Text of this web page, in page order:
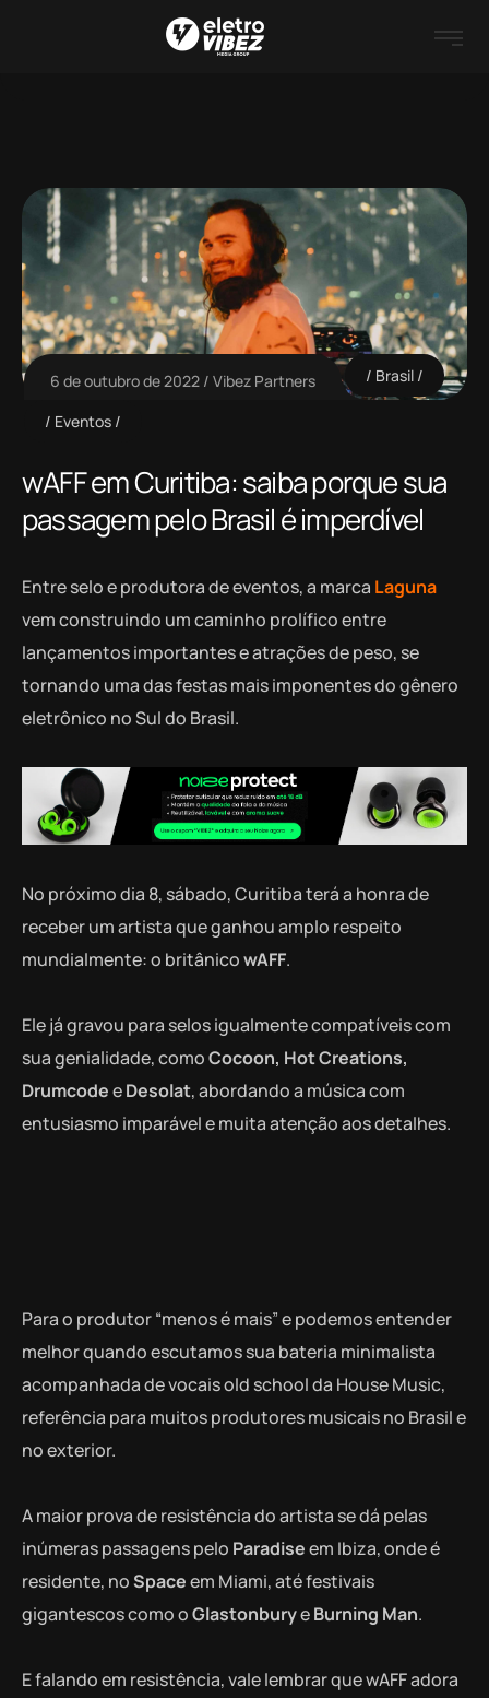
6 de outubro de 2022 Vibez Partners Brasil
Eventos
wAFF em Curitiba: saiba porque sua
passagem pelo Brasil é imperdível
Entre selo e produtora de eventos, a marca Laguna
vem construindo um caminho prolífico entre
lançamentos importantes e atrações de peso, se
tornando uma das festas mais imponentes do gênero
eletrônico no Sul do Brasil.
No próximo dia 8, sábado, Curitiba terá a honra de
receber um artista que ganhou amplo respeito
mundialmente: o britânicowAFF.
Ele já gravou para selos igualmente compatíveis com
sua genialidade, comoCocoon, Hot Creations,
DrumcodeeDesolat, abordando a música com
entusiasmo imparável e muita atenção aos detalhes.
Para o produtor “menos é mais” e podemos entender
melhor quando escutamos sua bateria minimalista
acompanhada de vocais old school da House Music,
referência para muitos produtores musicais no Brasil e
no exterior.
A maior prova de resistência do artista se dá pelas
inúmeras passagens pelo Paradiseem Ibiza, onde é
residente, noSpaceem Miami, até festivais
gigantescos como oGlastonburyeBurning Man.
E falando em resistência, vale lembrar que wAFF adora